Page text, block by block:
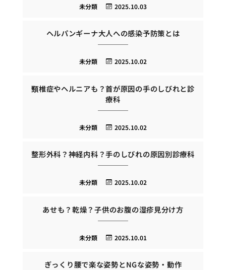
2025.10.03
未分類
ヘルパンギーナ大人への感染予防策とは
2025.10.02
未分類
頸椎症やヘルニアも？首が原因の手のしびれと診
療科
2025.10.02
未分類
整形外科？神経内科？手のしびれの原因別診療科
2025.10.02
未分類
あせも？乾燥？子供のお腹の湿疹見分け方
2025.10.01
未分類
ぎっくり腰で楽な姿勢とNGな姿勢・動作